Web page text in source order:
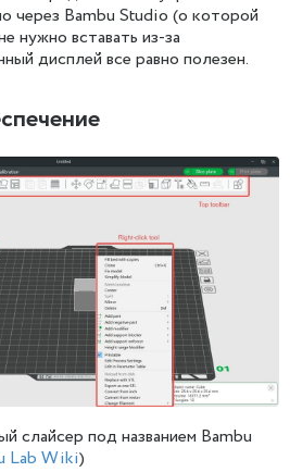
через Bambu Studio (о которой
нужно вставать из-за
дисплей все равно полезен.
слайсер под названием Bambu
Lab Wiki)